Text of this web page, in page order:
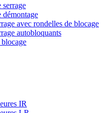
serrage
démontage
avec rondelles de blocage
autobloquants
IR